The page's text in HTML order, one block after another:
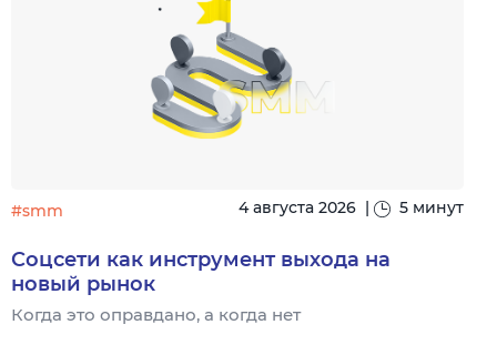
#smm 4 августа 2026 5 минут
Соцсети как инструмент выхода на
новый рынок
Когда это оправдано, а когда нет